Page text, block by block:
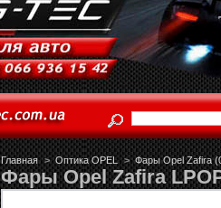
Главная > Оптика OPEL > Фары Opel Zafira
Фары Opel Zafira